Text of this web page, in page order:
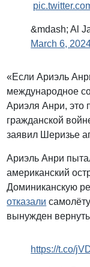
&mdash; Al
March 6,
«Если Ариэль
международное
Ариэля Анри, это
гражданской
заявил Шеризье
Ариэль Анри
американский
Доминиканскую
отказали
вынужден
https://t.co/